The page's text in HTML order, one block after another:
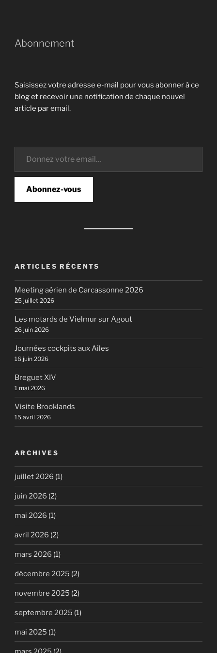
Abonnement
Saisissez votre adresse e-mail pour vous abonner à ce
blog et recevoir une notification de chaque nouvel
article par email.
Donnez votre email…
Abonnez-vous
ARTICLES RÉCENTS
Meeting aérien de Carcassonne 2026
25 juillet 2026
Les motards de Vielmur sur Agout
26 juin 2026
Journées cockpits aux Ailes
16 juin 2026
Breguet XIV
1 mai 2026
Visite Brooklands
15 avril 2026
ARCHIVES
juillet 2026 (1)
juin 2026 (2)
mai 2026 (1)
avril 2026 (2)
mars 2026 (1)
décembre 2025 (2)
novembre 2025 (2)
septembre 2025 (1)
mai 2025 (1)